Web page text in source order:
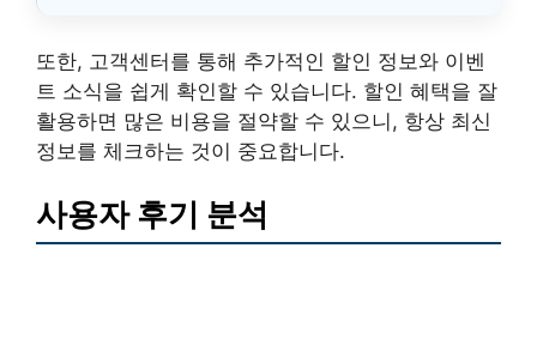
또한, 고객센터를 통해 추가적인 할인 정보와 이벤
트 소식을 쉽게 확인할 수 있습니다. 할인 혜택을 잘
활용하면 많은 비용을 절약할 수 있으니, 항상 최신
정보를 체크하는 것이 중요합니다.
사용자 후기 분석